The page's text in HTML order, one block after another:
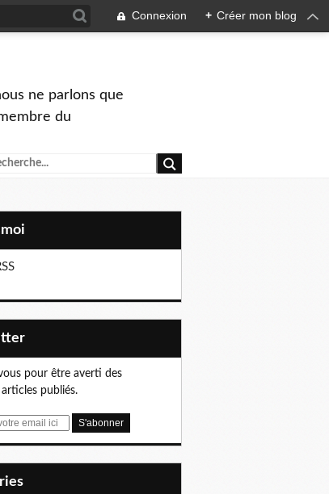
Connexion + Créer mon blog
ne parlons que
du
moi
pour être averti des
publiés.